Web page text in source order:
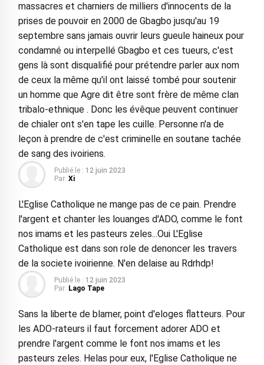
massacres et charniers de milliers d'innocents de la
prises de pouvoir en 2000 de Gbagbo jusqu'au 19
septembre sans jamais ouvrir leurs gueule haineux pour
condamné ou interpellé Gbagbo et ces tueurs, c'est
gens là sont disqualifié pour prétendre parler aux nom
de ceux la même qu'il ont laissé tombé pour soutenir
un homme que Agre dit être sont frère de même clan
tribalo-ethnique . Donc les évêque peuvent continuer
de chialer ont s'en tape les cuille. Personne n'a de
leçon à prendre de c'est criminelle en soutane tachée
de sang des ivoiriens.
Publié le : 12 juin 2023
Par: Xi
L'Eglise Catholique ne mange pas de ce pain. Prendre
l'argent et chanter les louanges d'ADO, comme le font
nos imams et les pasteurs zeles...Oui L'Eglise
Catholique est dans son role de denoncer les travers
de la societe ivoirienne. N'en delaise au Rdrhdp!
Publié le : 12 juin 2023
Par: Lago Tape
Sans la liberte de blamer, point d'eloges flatteurs. Pour
les ADO-rateurs il faut forcement adorer ADO et
prendre l'argent comme le font nos imams et les
pasteurs zeles. Helas pour eux, l'Eglise Catholique ne